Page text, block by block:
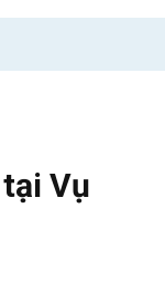
Vụ